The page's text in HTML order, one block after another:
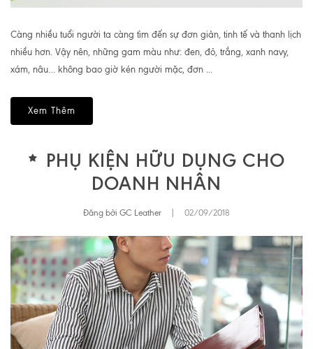
Càng nhiều tuổi người ta càng tìm đến sự đơn giản, tinh tế và thanh lịch
nhiều hơn. Vậy nên, những gam màu như: đen, đỏ, trắng, xanh navy,
xám, nâu… không bao giờ kén người mặc, đơn ...
Xem Thêm
PHỤ KIỆN HỮU DỤNG CHO
DOANH NHÂN
Đăng bởi GC Leather 02/09/2018